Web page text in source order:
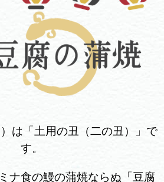
は「土用の丑（二の丑）」で
す。
ナ食の鰻の蒲焼ならぬ「豆腐